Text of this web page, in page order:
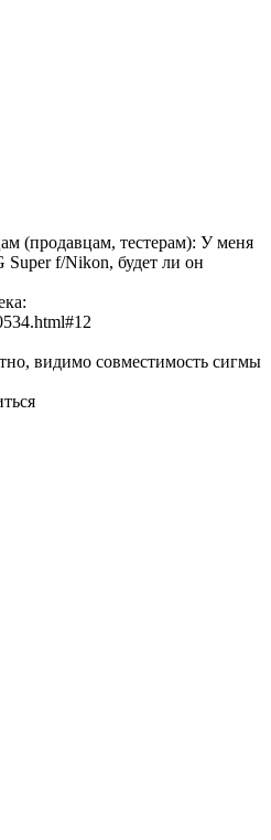
(продавцам, тестерам): У меня
Super f/Nikon, будет ли он
видимо совместимость сигмы